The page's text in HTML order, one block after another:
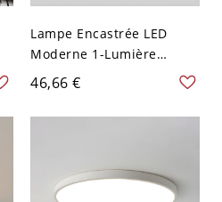
Lampe Encastrée LED
Moderne 1-Lumière
Plafonnier Projecteur
Rotatif Cylindre en
Aluminium - Noir 110 V-
46,66 €